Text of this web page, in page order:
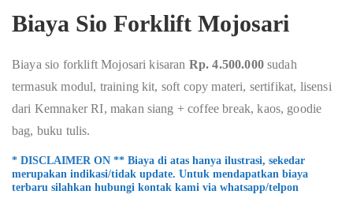
Biaya Sio Forklift Mojosari
Biaya sio forklift Mojosari kisaran Rp. 4.500.000sudah
termasuk modul, training kit, soft copy materi, sertifikat, lisensi
dari Kemnaker RI, makan siang + coffee break, kaos, goodie
bag, buku tulis.
* DISCLAIMER ON ** Biaya di atas hanya ilustrasi, sekedar
merupakan indikasi/tidak update. Untuk mendapatkan biaya
terbaru silahkan hubungi kontak kami via whatsapp/telpon